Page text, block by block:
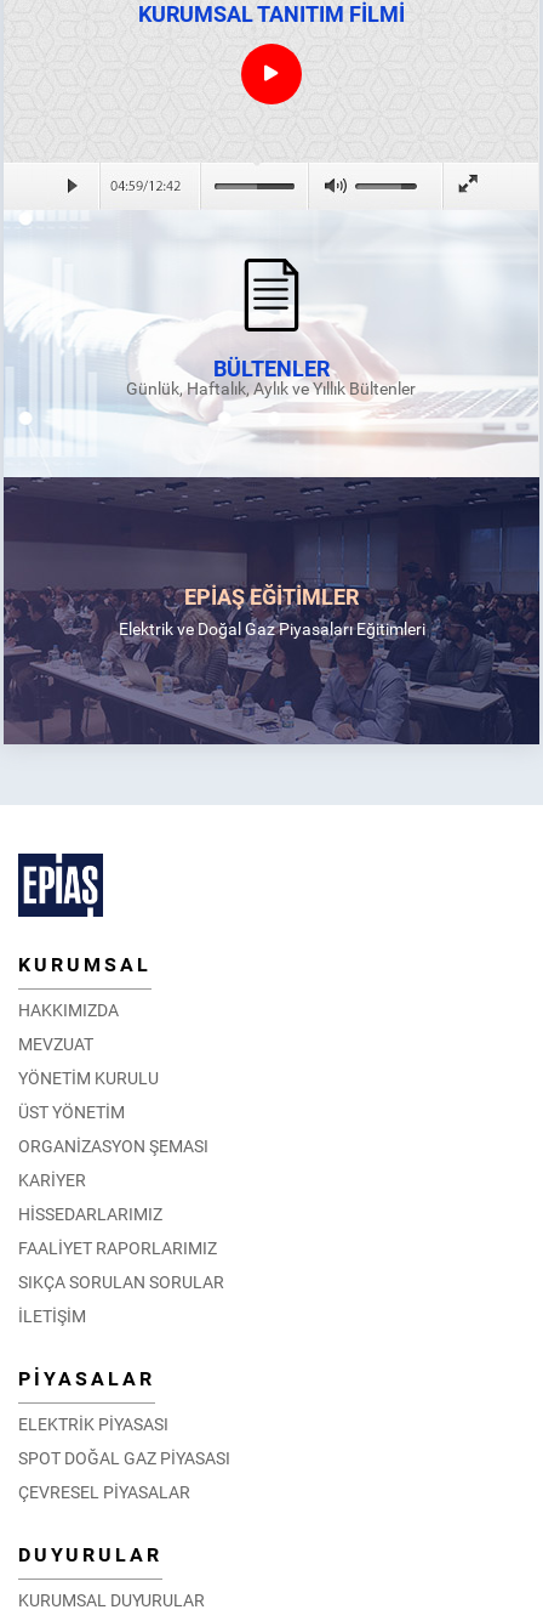
KURUMSAL TANITIM FİLMİ
BÜLTENLER
Günlük, Haftalık, Aylık ve Yıllık Bültenler
EPİAŞ EĞİTİMLER
Elektrik ve Doğal Gaz Piyasaları Eğitimleri
KURUMSAL
HAKKIMIZDA
MEVZUAT
YÖNETİM KURULU
ÜST YÖNETİM
ORGANİZASYON ŞEMASI
KARİYER
HİSSEDARLARIMIZ
FAALİYET RAPORLARIMIZ
SIKÇA SORULAN SORULAR
İLETİŞİM
PİYASALAR
ELEKTRİK PİYASASI
SPOT DOĞAL GAZ PİYASASI
ÇEVRESEL PİYASALAR
DUYURULAR
KURUMSAL DUYURULAR